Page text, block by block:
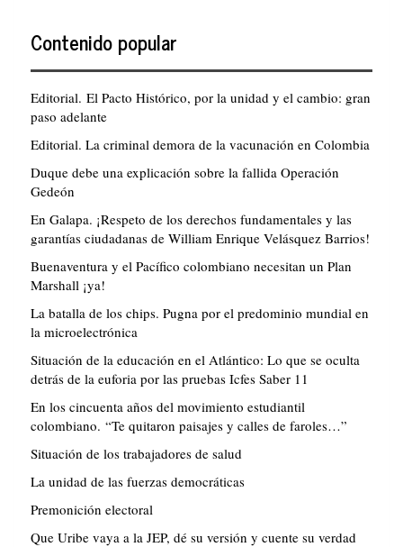
Contenido popular
Editorial. El Pacto Histórico, por la unidad y el cambio: gran
paso adelante
Editorial. La criminal demora de la vacunación en Colombia
Duque debe una explicación sobre la fallida Operación
Gedeón
En Galapa. ¡Respeto de los derechos fundamentales y las
garantías ciudadanas de William Enrique Velásquez Barrios!
Buenaventura y el Pacífico colombiano necesitan un Plan
Marshall ¡ya!
La batalla de los chips. Pugna por el predominio mundial en
la microelectrónica
Situación de la educación en el Atlántico: Lo que se oculta
detrás de la euforia por las pruebas Icfes Saber 11
En los cincuenta años del movimiento estudiantil
colombiano. “Te quitaron paisajes y calles de faroles…”
Situación de los trabajadores de salud
La unidad de las fuerzas democráticas
Premonición electoral
Que Uribe vaya a la JEP, dé su versión y cuente su verdad